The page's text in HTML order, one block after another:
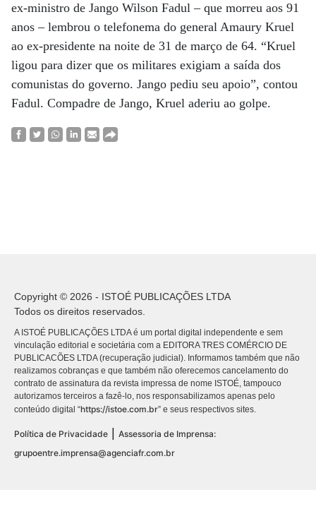
ex-ministro de Jango Wilson Fadul – que morreu aos 91
anos – lembrou o telefonema do general Amaury Kruel
ao ex-presidente na noite de 31 de março de 64. “Kruel
ligou para dizer que os militares exigiam a saída dos
comunistas do governo. Jango pediu seu apoio”, contou
Fadul. Compadre de Jango, Kruel aderiu ao golpe.
Copyright © 2026 - ISTOÉ PUBLICAÇÕES LTDA
Todos os direitos reservados.
A ISTOÉ PUBLICAÇÕES LTDA é um portal digital independente e sem
vinculação editorial e societária com a EDITORA TRES COMÉRCIO DE
PUBLICACÕES LTDA (recuperação judicial). Informamos também que não
realizamos cobranças e que também não oferecemos cancelamento do
contrato de assinatura da revista impressa de nome ISTOÉ, tampouco
autorizamos terceiros a fazê-lo, nos responsabilizamos apenas pelo
conteúdo digital “https://istoe.com.br” e seus respectivos sites.
Política de Privacidade
Assessoria de Imprensa:
grupoentre.imprensa@agenciafr.com.br